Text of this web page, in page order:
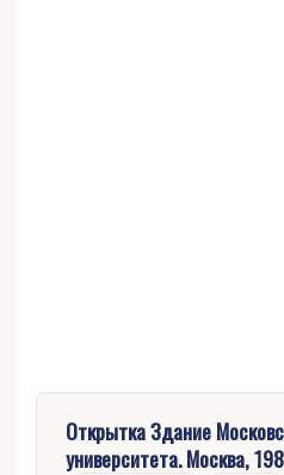
Открытка Здание
университета. Москва,